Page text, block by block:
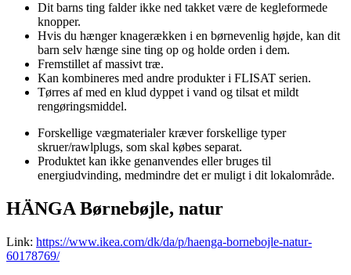
Dit barns ting falder ikke ned takket være de kegleformede
knopper.
Hvis du hænger knagerækken i en børnevenlig højde, kan dit
barn selv hænge sine ting op og holde orden i dem.
Fremstillet af massivt træ.
Kan kombineres med andre produkter i FLISAT serien.
Tørres af med en klud dyppet i vand og tilsat et mildt
rengøringsmiddel.
Forskellige vægmaterialer kræver forskellige typer
skruer/rawlplugs, som skal købes separat.
Produktet kan ikke genanvendes eller bruges til
energiudvinding, medmindre det er muligt i dit lokalområde.
HÄNGA Børnebøjle, natur
Link: https://www.ikea.com/dk/da/p/haenga-bornebojle-natur-
60178769/